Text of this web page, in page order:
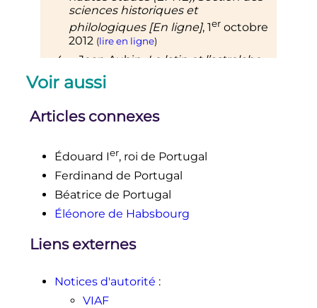
sciences historiques et
philologiques [En ligne], 1eroctobre
2012 (lire en ligne)
↑Jean Aubin,Le latin et l’astrolabe.
Recherches sur le Portugal de la
Renaissance, son expansion en Asie
Fondation Calouste Gulbenkian,
Voir aussi
Articles connexes
Édouard Ier, roi de Portugal
Ferdinand de Portugal
Béatrice de Portugal
Éléonore de Habsbourg
Liens externes
Notices d'autorité :
VIAF